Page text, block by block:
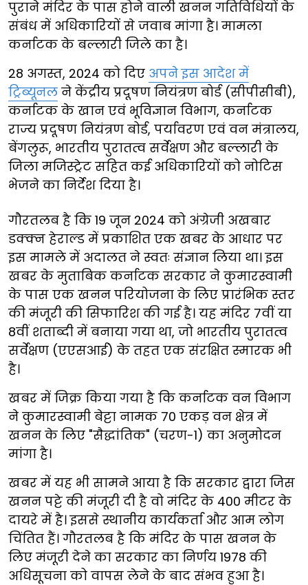
पुराने मंदिर के पास होने वाली खनन गतिविधियों के
संबंध में अधिकारियों से जवाब मांगा है। मामला
कर्नाटक के बल्लारी जिले का है।
28 अगस्त, 2024 को दिए अपने इस आदेश में
ट्रिब्यूनल ने केंद्रीय प्रदूषण नियंत्रण बोर्ड (सीपीसीबी),
कर्नाटक के खान एवं भूविज्ञान विभाग, कर्नाटक
राज्य प्रदूषण नियंत्रण बोर्ड, पर्यावरण एवं वन मंत्रालय,
बेंगलुरू, भारतीय पुरातत्व सर्वेक्षण और बल्लारी के
जिला मजिस्ट्रेट सहित कई अधिकारियों को नोटिस
भेजने का निर्देश दिया है।
गौरतलब है कि 19 जून 2024 को अंग्रेजी अखबार
डक्क्न हेराल्ड में प्रकाशित एक खबर के आधार पर
इस मामले में अदालत ने स्वतः संज्ञान लिया था। इस
खबर के मुताबिक कर्नाटक सरकार ने कुमारस्वामी
के पास एक खनन परियोजना के लिए प्रारंभिक स्तर
की मंजूरी की सिफारिश की गई है। यह मंदिर 7वीं या
8वीं शताब्दी में बनाया गया था, जो भारतीय पुरातत्व
सर्वेक्षण (एएसआई) के तहत एक संरक्षित स्मारक भी
है।
खबर में जिक्र किया गया है कि कर्नाटक वन विभाग
ने कुमारस्वामी बेट्टा नामक 70 एकड़ वन क्षेत्र में
खनन के लिए "सैद्धांतिक" (चरण-1) का अनुमोदन
मांगा है।
खबर में यह भी सामने आया है कि सरकार द्वारा जिस
खनन पट्टे की मंजूरी दी है वो मंदिर के 400 मीटर के
दायरे में है। इससे स्थानीय कार्यकर्ता और आम लोग
चिंतित हैं। गौरतलब है कि मंदिर के पास खनन के
लिए मंजूरी देने का सरकार का निर्णय 1978 की
अधिसूचना को वापस लेने के बाद संभव हुआ है।